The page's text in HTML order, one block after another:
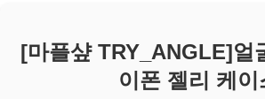
[마플샾 TRY_ANGLE]얼
이폰 젤리 케이